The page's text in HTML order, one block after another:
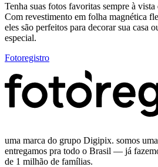
Tenha suas fotos favoritas sempre à
Com revestimento em folha magnética
eles são perfeitos para decorar sua casa
especial.
Fotoregistro
uma marca do grupo Digipix. somos
entregamos pra todo o Brasil — já
de 1 milhão de famílias.